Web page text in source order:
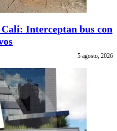
Interceptan bus con
5 agosto, 2026